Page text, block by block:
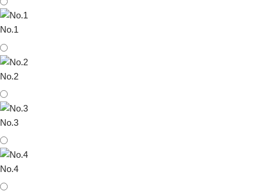
No.1
No.2
No.3
No.4